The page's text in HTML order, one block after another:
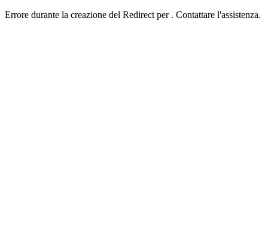
Errore durante la creazione del Redirect per . Contattare l'assistenza.